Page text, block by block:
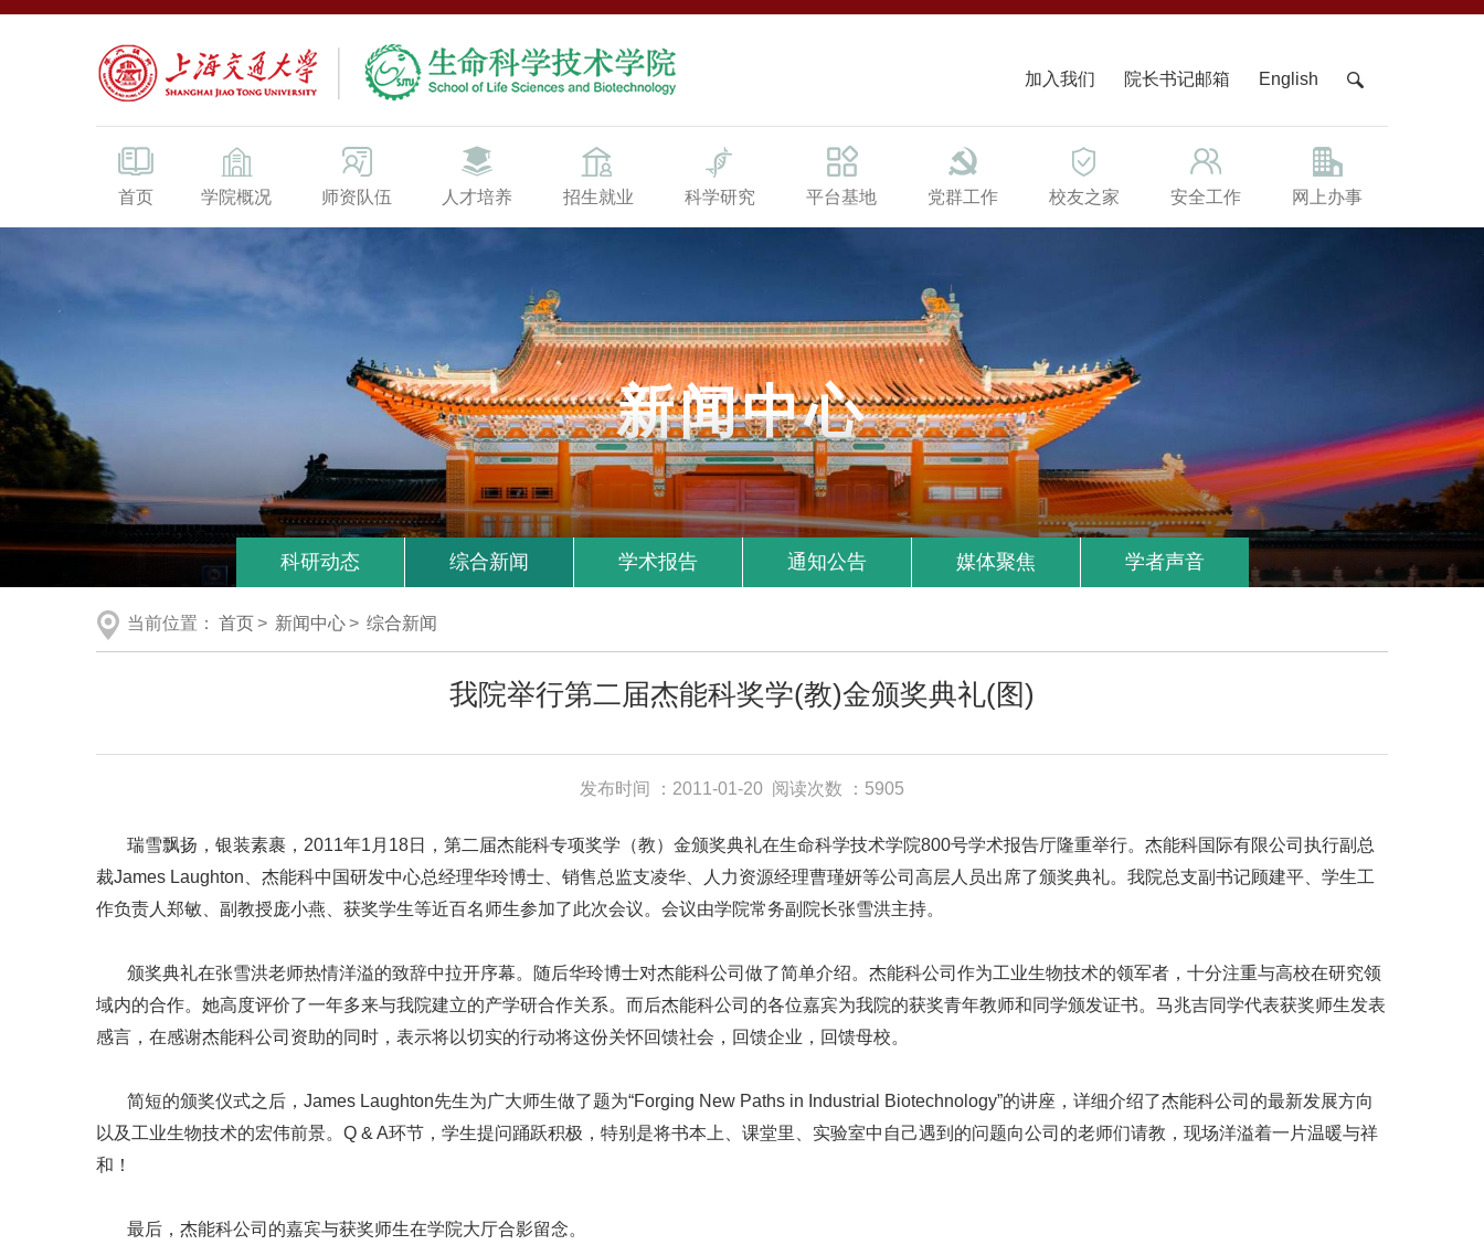
加入我们 院长书记邮箱 English
首页 学院概况 师资队伍 人才培养 招生就业 科学研究 平台基地 党群工作 校友之家 安全工作 网上办事
新闻中心
科研动态 综合新闻 学术报告 通知公告 媒体聚焦 学者声音
当前位置： 首页> 新闻中心> 综合新闻
我院举行第二届杰能科奖学(教)金颁奖典礼(图)
发布时间 ：2011-01-20 阅读次数 ：5905
瑞雪飘扬，银装素裹，2011年1月18日，第二届杰能科专项奖学（教）金颁奖典礼在生命科学技术学院800号学术报告厅隆重举行。杰能科国际有限公司执行副总
裁James Laughton、杰能科中国研发中心总经理华玲博士、销售总监支凌华、人力资源经理曹瑾妍等公司高层人员出席了颁奖典礼。我院总支副书记顾建平、学生工
作负责人郑敏、副教授庞小燕、获奖学生等近百名师生参加了此次会议。会议由学院常务副院长张雪洪主持。
颁奖典礼在张雪洪老师热情洋溢的致辞中拉开序幕。随后华玲博士对杰能科公司做了简单介绍。杰能科公司作为工业生物技术的领军者，十分注重与高校在研究领
域内的合作。她高度评价了一年多来与我院建立的产学研合作关系。而后杰能科公司的各位嘉宾为我院的获奖青年教师和同学颁发证书。马兆吉同学代表获奖师生发表
感言，在感谢杰能科公司资助的同时，表示将以切实的行动将这份关怀回馈社会，回馈企业，回馈母校。
简短的颁奖仪式之后，James Laughton先生为广大师生做了题为“Forging New Paths in Industrial Biotechnology”的讲座，详细介绍了杰能科公司的最新发展方向
以及工业生物技术的宏伟前景。Q & A环节，学生提问踊跃积极，特别是将书本上、课堂里、实验室中自己遇到的问题向公司的老师们请教，现场洋溢着一片温暖与祥
和！
最后，杰能科公司的嘉宾与获奖师生在学院大厅合影留念。